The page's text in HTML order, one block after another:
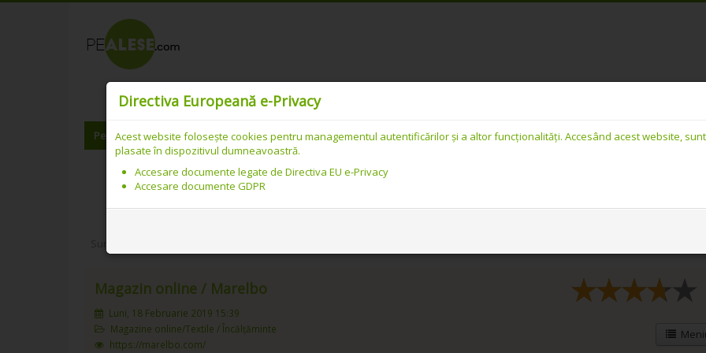
Catalog web SEO PREMIUM Românesc - Detalii link
PeAlese.com Adăugare link Meniu utilizator Reclame Căutare
Magazin online / Marelbo
Luni, 18 Februarie 2019 15:39
Magazine online/Textile / Încălțăminte
https://marelbo.com/
Directiva Europeană e-Privacy
Acest website folosește cookies pentru managementul autentificărilor și a altor funcționalități. Accesând acest website,
plasate în dispozitivul dumneavoastră.
Accesare documente legate de Directiva EU e-Privacy
Accesare documente GDPR